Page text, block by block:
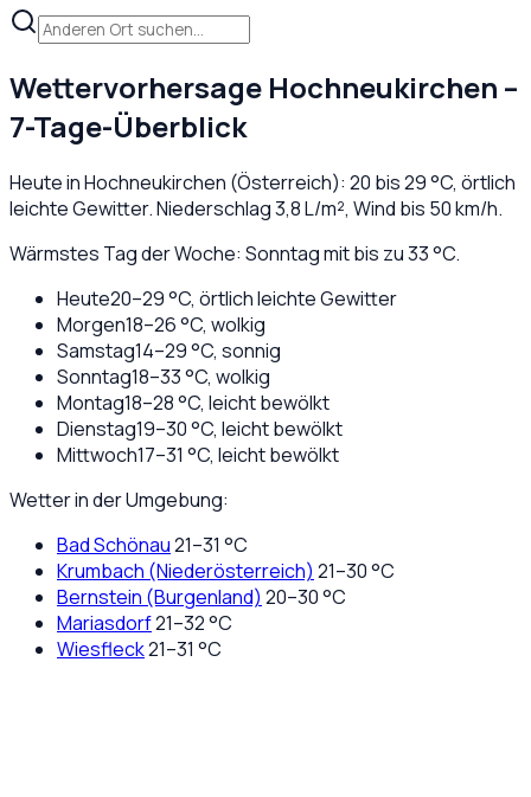
Wettervorhersage Hochneukirchen –
7-Tage-Überblick
Heute inHochneukirchen (Österreich): 20 bis29°C, örtlich
leichte Gewitter. Niederschlag3,8L/m², Wind bis 50km/h.
Wärmstes Tag der Woche: Sonntag mit bis zu 33 °C.
Heute20–29°C, örtlich leichte Gewitter
Morgen18–26°C, wolkig
Samstag14–29°C, sonnig
Sonntag18–33°C, wolkig
Montag18–28°C, leicht bewölkt
Dienstag19–30°C, leicht bewölkt
Mittwoch17–31 °C, leicht bewölkt
Wetter in der Umgebung:
Bad Schönau21–31 °C
Krumbach (Niederösterreich) 21–30°C
Bernstein (Burgenland) 20–30°C
Mariasdorf21–32°C
Wiesfleck21–31 °C